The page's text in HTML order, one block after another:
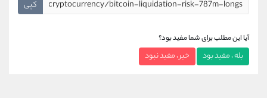
کپی
آیا این مطلب برای شما مفید بود؟
بله ، مفید بود خیر ، مفید نبود